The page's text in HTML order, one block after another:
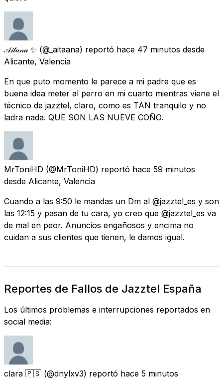
𝒜𝒾𝓉𝒶𝓃𝒶 ✨ (@_aitaana) reportó hace 47 minutos desde
Alicante, Valencia
En que puto momento le parece a mi padre que es
buena idea meter al perro en mi cuarto mientras viene el
técnico de jazztel, claro, como es TAN tranquilo y no
ladra nada. QUE SON LAS NUEVE COÑO.
MrToniHD (@MrToniHD) reportó hace 59 minutos
desde Alicante, Valencia
Cuando a las 9:50 le mandas un Dm al @jazztel_es y son
las 12:15 y pasan de tu cara, yo creo que @jazztel_es va
de mal en peor. Anuncios engañosos y encima no
cuidan a sus clientes que tienen, le damos igual.
Reportes de Fallos de Jazztel España
Los últimos problemas e interrupciones reportados en
social media:
clara 🇵🇸 (@dnylxv3) reportó hace 5 minutos